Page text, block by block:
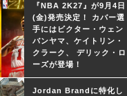
『NBA 2K27』が9月4日
(金)発売決定！ カバー選
手にはビクター・ウェン
バンヤマ、ケイトリン・
クラーク、 デリック・ロ
ーズが登場！
Jordan Brandに特化し